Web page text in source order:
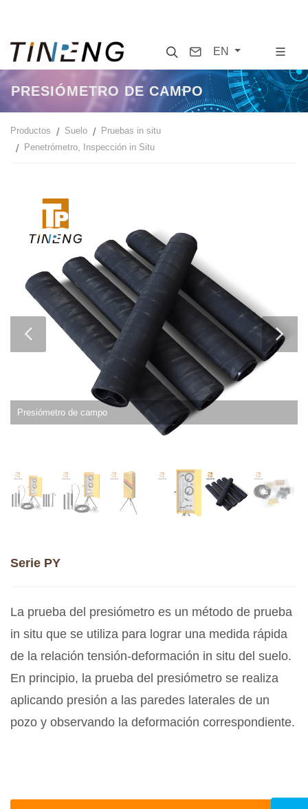
SearchContact
EN
PRESIÓMETRO DE CAMPO
Productos Suelo
Pruebas in situ
Penetrómetro, Inspección in Situ
Presiómetro de campo
Serie PY
La prueba del presiómetro es un método de prueba
in situ que se utiliza para lograr una medida rápida
de la relación tensión-deformación in situ del suelo.
En principio, la prueba del presiómetro se realiza
aplicando presión a las paredes laterales de un
pozo y observando la deformación correspondiente.